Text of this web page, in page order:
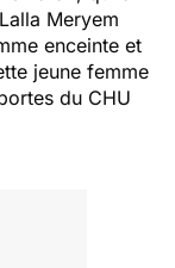
Meryem
enceinte et
jeune femme
du CHU